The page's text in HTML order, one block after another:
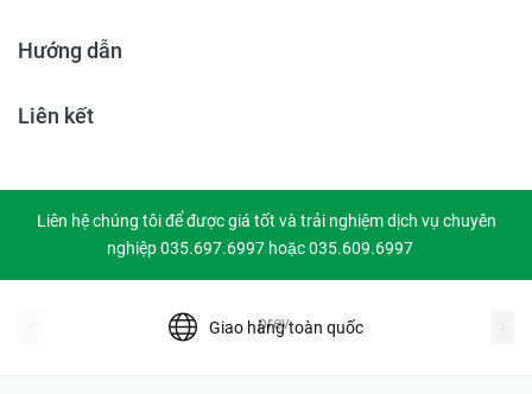
Hướng dẫn
Liên kết
Liên hệ chúng tôi để được giá tốt và trải nghiệm dịch vụ chuyên
nghiệp 035.697.6997 hoặc 035.609.6997
Giao hàng toàn quốc
prev